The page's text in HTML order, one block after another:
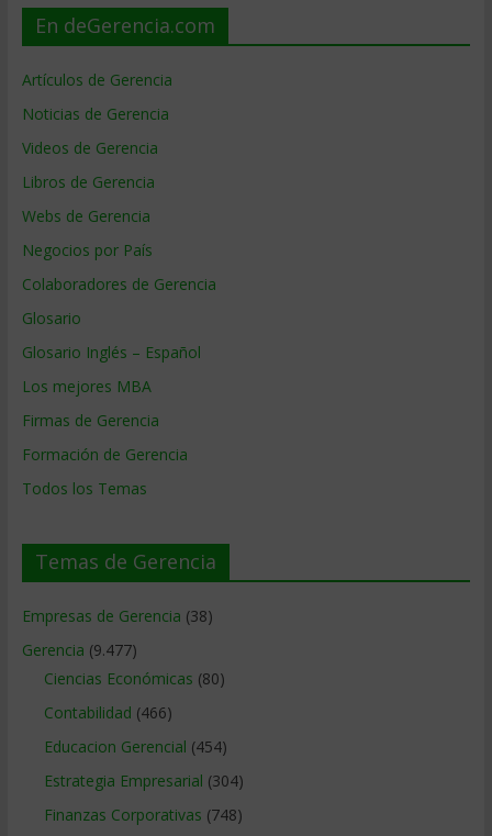
En deGerencia.com
Artículos de Gerencia
Noticias de Gerencia
Videos de Gerencia
Libros de Gerencia
Webs de Gerencia
Negocios por País
Colaboradores de Gerencia
Glosario
Glosario Inglés – Español
Los mejores MBA
Firmas de Gerencia
Formación de Gerencia
Todos los Temas
Temas de Gerencia
Empresas de Gerencia (38)
Gerencia (9.477)
Ciencias Económicas (80)
Contabilidad (466)
Educacion Gerencial (454)
Estrategia Empresarial (304)
Finanzas Corporativas (748)